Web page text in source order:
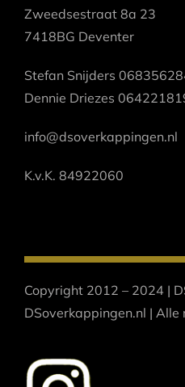
Zweedsestraat 8a 23
7418BG Deventer
Stefan Snijders
Dennie Driezes
info@dsoverkappingen.nl
K.v.K. 84922060
Copyright 2012 – 2024 |
DSoverkappingen.nl |